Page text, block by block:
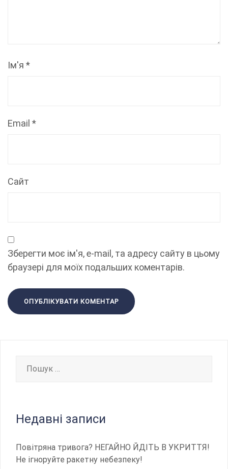
Ім'я *
Email *
Сайт
Зберегти моє ім'я, e-mail, та адресу сайту в цьому
браузері для моїх подальших коментарів.
Недавні записи
Повітряна тривога? НЕГАЙНО ЙДІТЬ В УКРИТТЯ!
Не ігноруйте ракетну небезпеку!